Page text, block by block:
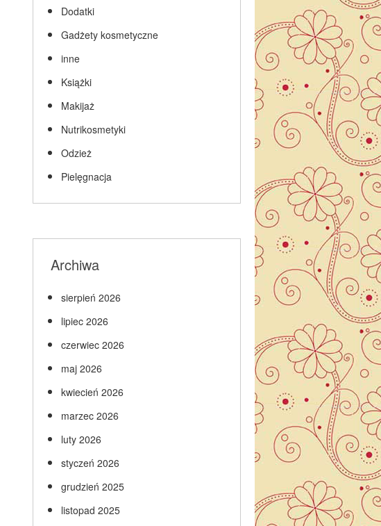
Dodatki
Gadżety kosmetyczne
inne
Książki
Makijaż
Nutrikosmetyki
Odzież
Pielęgnacja
Archiwa
sierpień 2026
lipiec 2026
czerwiec 2026
maj 2026
kwiecień 2026
marzec 2026
luty 2026
styczeń 2026
grudzień 2025
listopad 2025